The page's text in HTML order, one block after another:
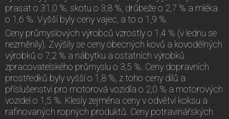
prasat o 31,0 %, skotu o 3,8 %, drůbeže o 2,7 % a mléka
o 1,6 %. Vyšší byly ceny vajec, a to o 1,9 %.
Ceny průmyslových výrobců vzrostly o 1,4 % (v lednu se
nezměnily). Zvýšily se ceny obecných kovů a kovodělných
výrobků o 7,2 % a nábytku a ostatních výrobků
zpracovatelského průmyslu o 3,5 %. Ceny dopravních
prostředků byly vyšší o 1,8 %, z toho ceny dílů a
příslušenství pro motorová vozidla o 2,0 % a motorových
vozidel o 1,5 %. Klesly zejména ceny v odvětví koksu a
rafinovaných ropných produktů. Ceny potravinářských